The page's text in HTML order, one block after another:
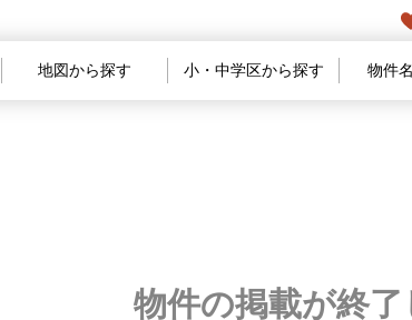
地図から探す 小・中学区から探す 物件
物件の掲載が終了